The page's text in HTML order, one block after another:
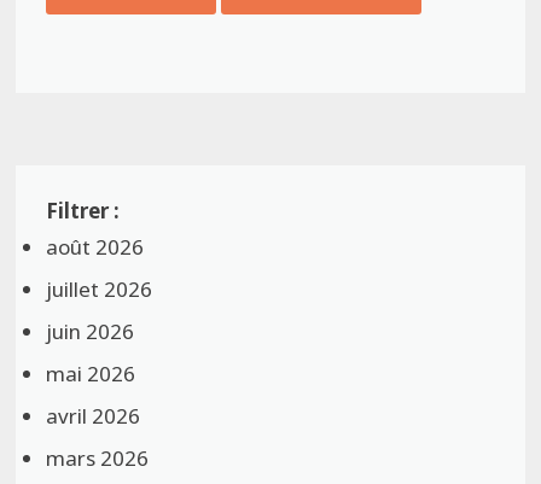
août 2026
juillet 2026
juin 2026
mai 2026
avril 2026
mars 2026